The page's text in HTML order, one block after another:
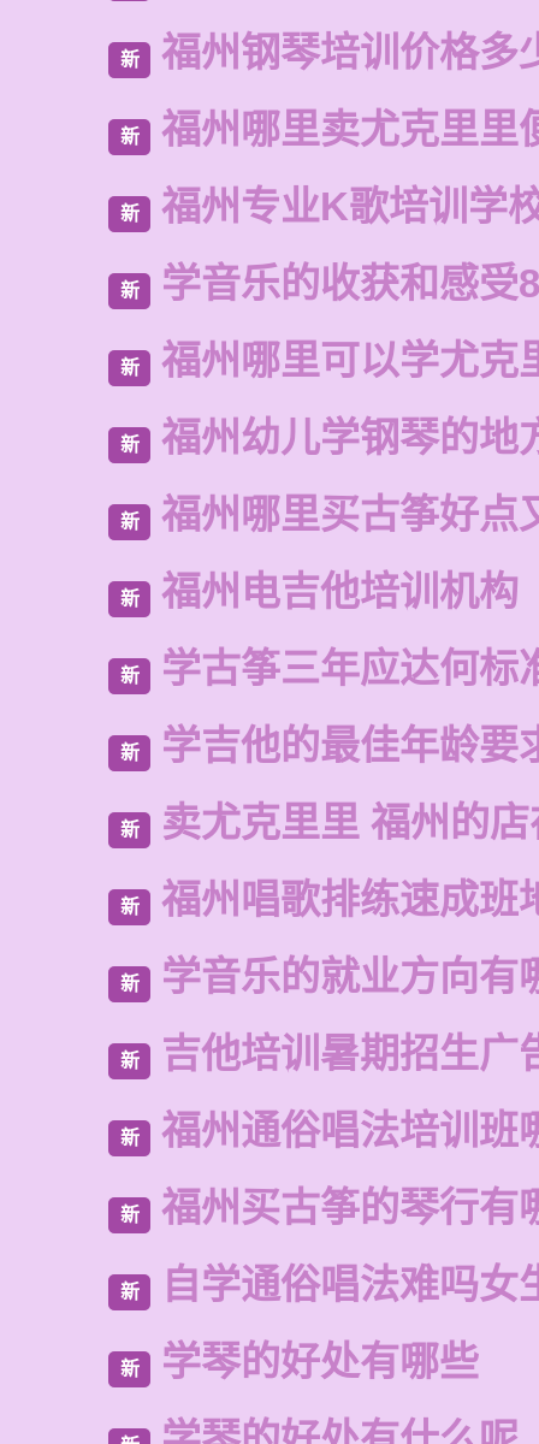
新 福州钢琴培训价格多
新 福州哪里卖尤克里里
新 福州专业K歌培训学
新 学音乐的收获和感受
新 福州哪里可以学尤克
新 福州幼儿学钢琴的地
新 福州哪里买古筝好点
新 福州电吉他培训机构
新 学古筝三年应达何标
新 学吉他的最佳年龄要
新 卖尤克里里 福州的
新 福州唱歌排练速成班
新 学音乐的就业方向有
新 吉他培训暑期招生广
新 福州通俗唱法培训班
新 福州买古筝的琴行有
新 自学通俗唱法难吗女
新 学琴的好处有哪些